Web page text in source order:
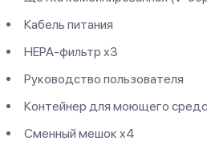
Кабель питания
HEPA-фильтр х3
Руководство пользователя
Контейнер для моющего
Сменный мешок х4